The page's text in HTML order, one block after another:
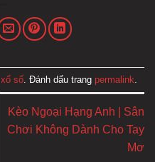
xổ số. Đánh dấu trang permalink
Kèo Ngoại Hạng Anh | Sân
Chơi Không Dành Cho Tay
Mơ